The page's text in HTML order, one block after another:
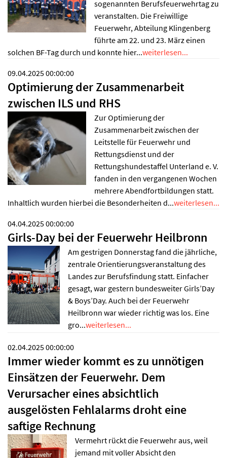
sogenannten Berufsfeuerwehrtag zu
veranstalten. Die Freiwillige
Feuerwehr, Abteilung Klingenberg
führte am 22. und 23. März einen
solchen BF-Tag durch und konnte hier...weiterlesen...
09.04.2025 00:00:00
Optimierung der Zusammenarbeit
zwischen ILS und RHS
Zur Optimierung der
Zusammenarbeit zwischen der
Leitstelle für Feuerwehr und
Rettungsdienst und der
Rettungshundestaffel Unterland e. V.
fanden in den vergangenen Wochen
mehrere Abendfortbildungen statt.
Inhaltlich wurden hierbei die Besonderheiten d...weiterlesen...
04.04.2025 00:00:00
Girls-Day bei der Feuerwehr Heilbronn
Am gestrigen Donnerstag fand die jährliche,
zentrale Orientierungsveranstaltung des
Landes zur Berufsfindung statt. Einfacher
gesagt, war gestern bundesweiter Girls’Day
& Boys’Day. Auch bei der Feuerwehr
Heilbronn war wieder richtig was los. Eine
gro...weiterlesen...
02.04.2025 00:00:00
Immer wieder kommt es zu unnötigen
Einsätzen der Feuerwehr. Dem
Verursacher eines absichtlich
ausgelösten Fehlalarms droht eine
saftige Rechnung
Vermehrt rückt die Feuerwehr aus, weil
jemand mit voller Absicht den